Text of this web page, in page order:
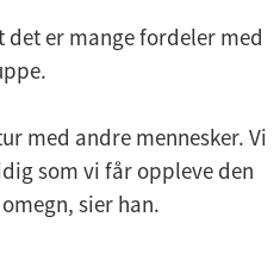
er mange fordeler med
med andre mennesker. Vi
som vi får oppleve den
sier han.